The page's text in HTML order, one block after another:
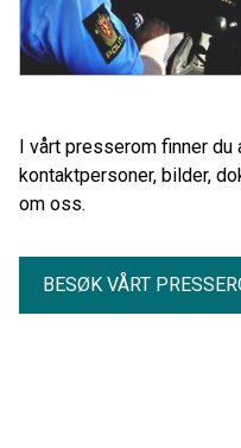
I vårt presserom finner
kontaktpersoner, bilder,
om oss.
BESØK VÅRT